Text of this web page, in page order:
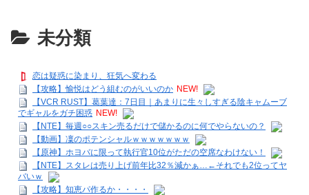
未分類
恋は疑惑に染まり、狂気へ変わる
【攻略】愉悦はどう組むのがいいのか NEW!
【VCR RUST】葛葉達：7日目｜あまりに生々しすぎる陰キャムーブ
でギャルをガチ困惑 NEW!
【NTE】毎週○○スキン売るだけで儲かるのに何でやらないの？
【動画】凜のポテンシャルｗｗｗｗｗｗｗ
【原神】ホヨバに限って執行官10位がただの空席なわけない！
【NTE】スタレは売り上げ前年比32％減かぁ…←それでも2位ってヤ
バいｗ
【攻略】知恵パ作るか・・・・